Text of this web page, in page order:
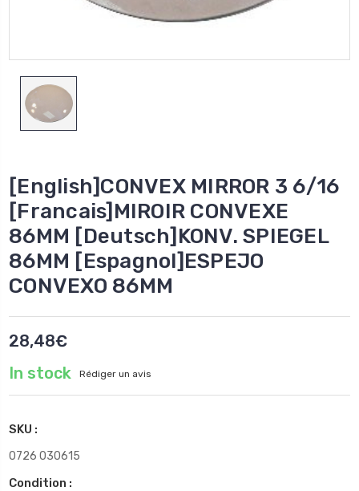
[English]CONVEX MIRROR 3 6/16
[Francais]MIROIR CONVEXE
86MM [Deutsch]KONV. SPIEGEL
86MM [Espagnol]ESPEJO
CONVEXO 86MM
28,48€
In stock
Rédiger un avis
SKU :
0726 030615
Condition :